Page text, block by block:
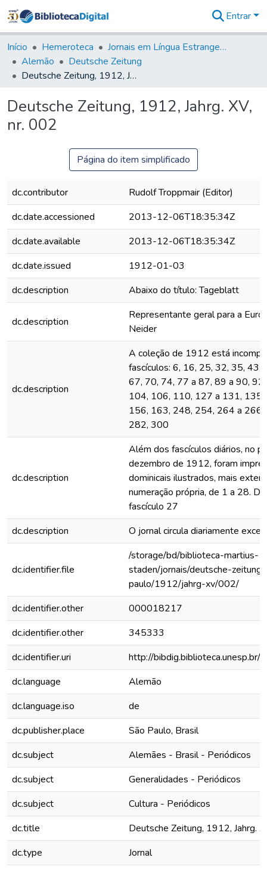
&
Coleções
Tudo na
Biblioteca
Estatísticas
Entrar
Início Hemeroteca
Jornais em Língua Estrangeira
Alemão
Deutsche Zeitung
Deutsche Zeitung, 1912, Jahrg. XV, nr. 002
Deutsche Zeitung, 1912, Jahrg. XV,
nr. 002
Página do item simplificado
dc.contributor
Rudolf Troppmair (Editor)
dc.date.accessioned
2013-12-06T18:35:34Z
dc.date.available
2013-12-06T18:35:34Z
dc.date.issued
1912-01-03
dc.description
Abaixo do título: Tageblatt
dc.description
Representante geral para a
Neider
dc.description
A coleção de 1912 está
fascículos: 6, 16, 25, 32, 35, 43,
67, 70, 74, 77 a 87, 89 a 90,
104, 106, 110, 127 a 131,
156, 163, 248, 254, 264 a
282, 300
dc.description
Além dos fascículos diários, no
dezembro de 1912, foram
dominicais ilustrados, mais
numeração própria, de 1 a 28.
fascículo 27
dc.description
O jornal circula diariamente
dc.identifier.file
/storage/bd/biblioteca-martius-
staden/jornais/deutsche-
paulo/1912/jahrg-xv/002/
dc.identifier.other
000018217
dc.identifier.other
345333
dc.identifier.uri
http://
dc.language
Alemão
dc.language.iso
de
dc.publisher.place
São Paulo, Brasil
dc.subject
Alemães - Brasil - Periódicos
dc.subject
Generalidades - Periódicos
dc.subject
Cultura - Periódicos
dc.title
Deutsche Zeitung, 1912, Jahrg.
dc.type
Jornal